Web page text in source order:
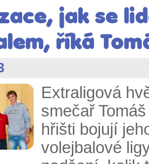
jak se
říká
Extraligová
smečař
hřišti bojují
volejbalové